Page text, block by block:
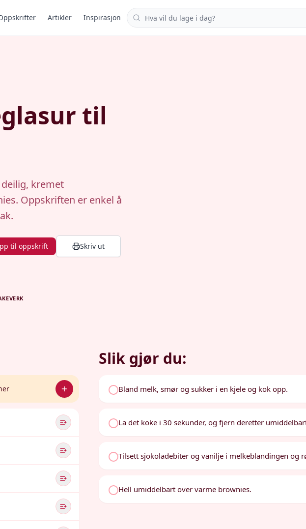
Artikler Inspirasjon Søk i oppskrifter
til
kremet
Oppskriften er enkel å
til oppskrift Skriv ut
Slik gjør du:
Bland melk, smør og sukker i en kjele og kok opp.
La det koke i 30 sekunder, og fjern deretter
Tilsett sjokoladebiter og vanilje i melkeblandingen og
Hell umiddelbart over varme brownies.